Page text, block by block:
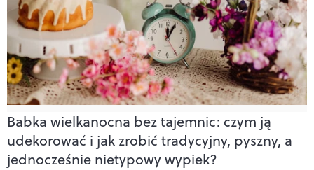
Babka wielkanocna bez tajemnic: czym ją
udekorować i jak zrobić tradycyjny, pyszny, a
jednocześnie nietypowy wypiek?